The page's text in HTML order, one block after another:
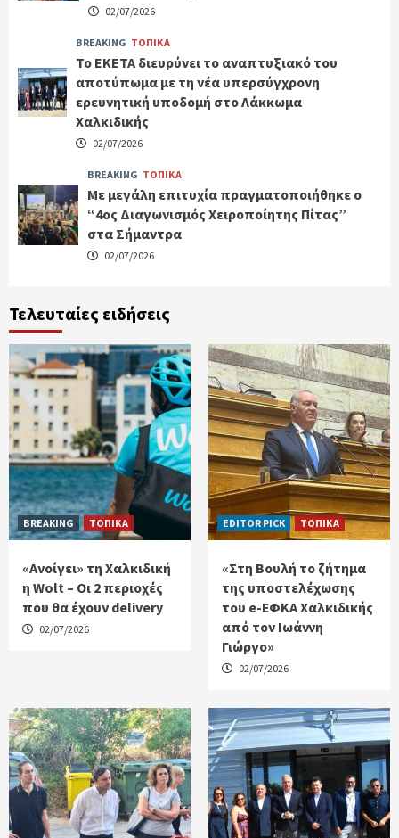
02/07/2026
BREAKING ΤΟΠΙΚΑ
Το ΕΚΕΤΑ διευρύνει το αναπτυξιακό του
αποτύπωμα με τη νέα υπερσύγχρονη
ερευνητική υποδομή στο Λάκκωμα
Χαλκιδικής
02/07/2026
BREAKING ΤΟΠΙΚΑ
Με μεγάλη επιτυχία πραγματοποιήθηκε ο
“4ος Διαγωνισμός Χειροποίητης Πίτας”
στα Σήμαντρα
02/07/2026
Τελευταίες ειδήσεις
BREAKING ΤΟΠΙΚΑ
«Ανοίγει» τη Χαλκιδική
η Wolt – Οι 2 περιοχές
που θα έχουν delivery
02/07/2026
EDITOR PICK ΤΟΠΙΚΑ
«Στη Βουλή το ζήτημα
της υποστελέχωσης
του e-ΕΦΚΑ Χαλκιδικής
από τον Ιωάννη
Γιώργο»
02/07/2026